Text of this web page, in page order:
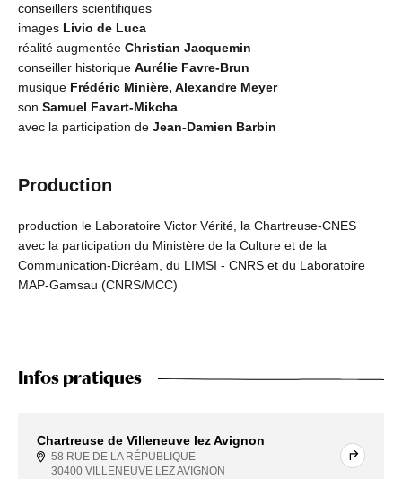
conseillers scientifiques
images Livio de Luca
réalité augmentée Christian Jacquemin
conseiller historique Aurélie Favre-Brun
musique Frédéric Minière, Alexandre Meyer
son Samuel Favart-Mikcha
avec la participation de Jean-Damien Barbin
Production
production le Laboratoire Victor Vérité, la Chartreuse-CNES
avec la participation du Ministère de la Culture et de la
Communication-Dicréam, du LIMSI - CNRS et du Laboratoire
MAP-Gamsau (CNRS/MCC)
Infos pratiques
Chartreuse de Villeneuve lez Avignon
58 RUE DE LA RÉPUBLIQUE
30400 VILLENEUVE LEZ AVIGNON